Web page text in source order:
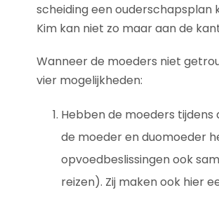
scheiding een ouderschapsplan
Kim kan niet zo maar aan de
Wanneer de moeders niet
vier mogelijkheden:
Hebben de moeders
de moeder en duomoeder
opvoedbeslissingen ook
reizen). Zij maken ook hier